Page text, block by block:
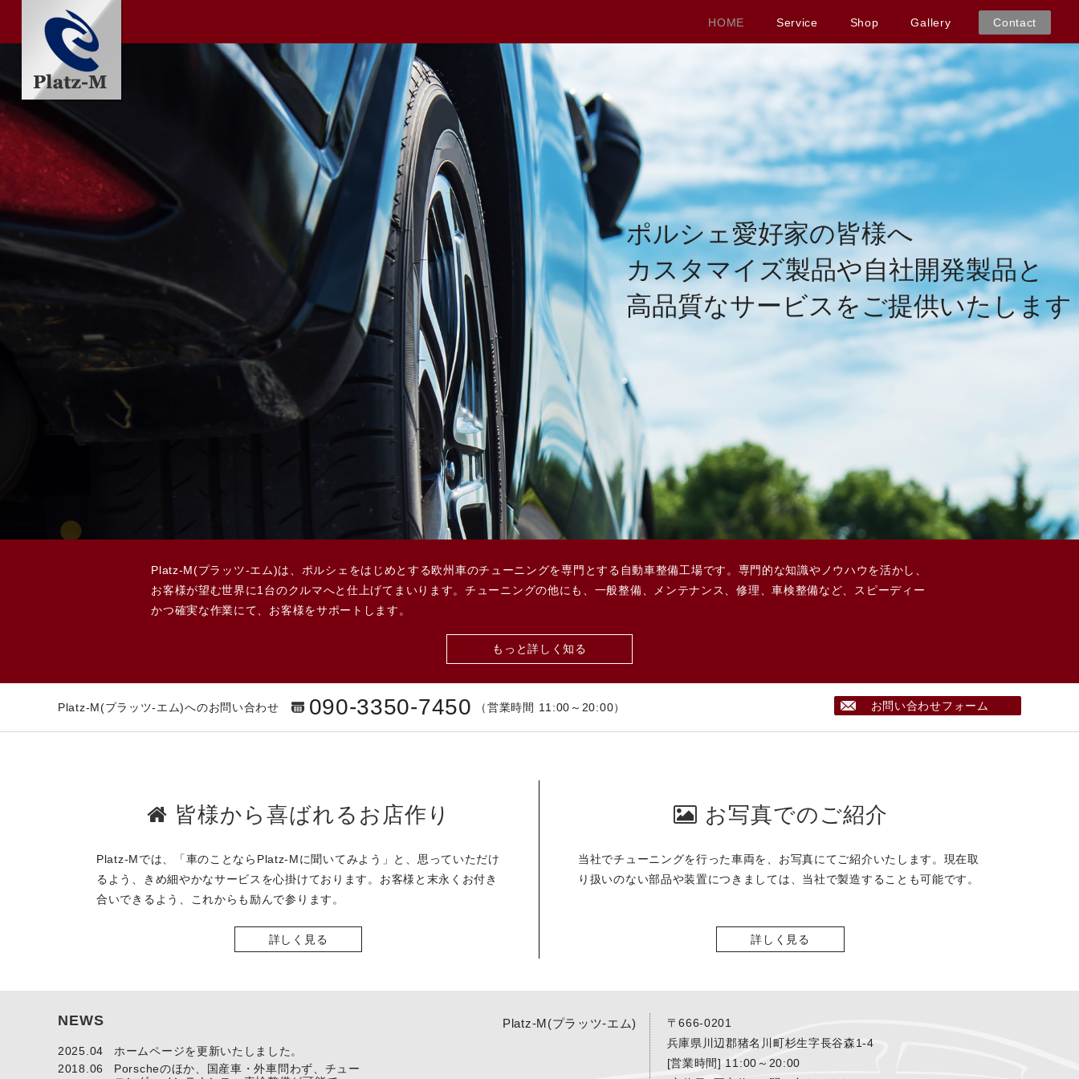
HOME Service Shop Gallery Contact
ポルシェ愛好家の皆様へ
カスタマイズ製品や自社開発製品と
高品質なサービスをご提供いたします
Platz-M(プラッツ-エム)は、ポルシェをはじめとする欧州車のチューニングを専門とする自動車整備工場です。専門的な知識やノウハウを活かし、
お客様が望む世界に1台のクルマへと仕上げてまいります。チューニングの他にも、一般整備、メンテナンス、修理、車検整備など、スピーディー
かつ確実な作業にて、お客様をサポートします。
もっと詳しく知る
Platz-M(プラッツ-エム)へのお問い合わせ 090-3350-7450 （営業時間 11:00～20:00） お問い合わせフォーム
皆様から喜ばれるお店作り
Platz-Mでは、「車のことならPlatz-Mに聞いてみよう」と、思っていただけ
るよう、きめ細やかなサービスを心掛けております。お客様と末永くお付き
合いできるよう、これからも励んで参ります。
詳しく見る
お写真でのご紹介
当社でチューニングを行った車両を、お写真にてご紹介いたします。現在取
り扱いのない部品や装置につきましては、当社で製造することも可能です。
詳しく見る
NEWS
2025.04
ホームページを更新いたしました。
2018.06
Porscheのほか、国産車・外車問わず、チュー
Platz-M(プラッツ-エム)
〒666-0201
兵庫県川辺郡猪名川町杉生字長谷森1-4
[営業時間] 11:00～20:00